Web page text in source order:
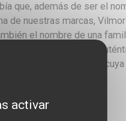
que, además de ser el
de nuestras marcas,
el nombre de una
botánicos apasionados,
del mundo vegetal
activar